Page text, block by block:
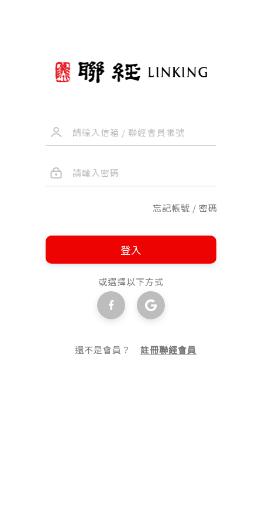
忘記帳號 / 密碼
登入
或選擇以下方式
還不是會員？註冊聯經會員